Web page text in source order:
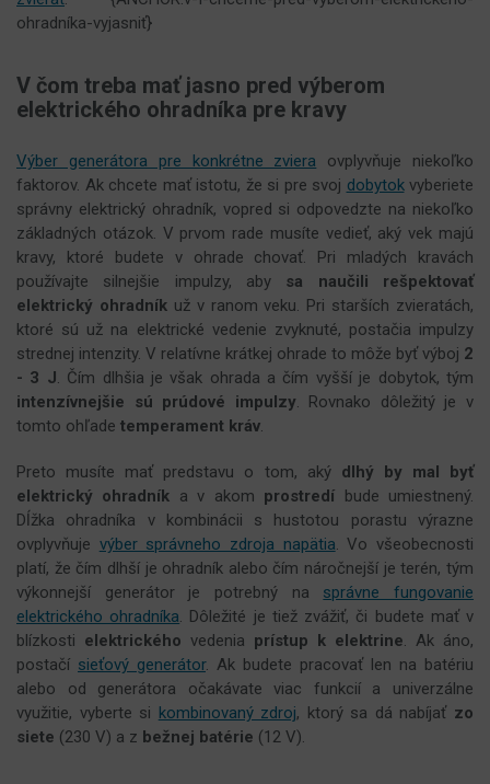
ohradníka-vyjasniť}
V čom treba mať jasno pred výberom
elektrického ohradníka pre kravy
Výber generátora pre konkrétne zviera ovplyvňuje niekoľko
faktorov. Ak chcete mať istotu, že si pre svoj dobytokvyberiete
správny elektrický ohradník, vopred si odpovedzte na niekoľko
základných otázok. V prvom rade musíte vedieť, aký vek majú
kravy, ktoré budete v ohrade chovať. Pri mladých kravách
používajte silnejšie impulzy, aby sa naučili rešpektovať
elektrický ohradníkuž v ranom veku. Pri starších zvieratách,
ktoré sú už na elektrické vedenie zvyknuté, postačia impulzy
strednej intenzity. V relatívne krátkej ohrade to môže byť výboj 2
- 3 J. Čím dlhšia je však ohrada a čím vyšší je dobytok, tým
intenzívnejšie sú prúdové impulzy. Rovnako dôležitý je v
tomto ohľade temperament kráv.
Preto musíte mať predstavu o tom, aký dlhý by mal byť
elektrický ohradník a v akom prostredí bude umiestnený.
Dĺžka ohradníka v kombinácii s hustotou porastu výrazne
ovplyvňuje výber správneho zdroja napätia. Vo všeobecnosti
platí, že čím dlhší je ohradník alebo čím náročnejší je terén, tým
výkonnejší generátor je potrebný na správne fungovanie
elektrického ohradníka. Dôležité je tiež zvážiť, či budete mať v
blízkosti elektrického vedenia prístup k elektrine. Ak áno,
postačí sieťový generátor. Ak budete pracovať len na batériu
alebo od generátora očakávate viac funkcií a univerzálne
využitie, vyberte si kombinovaný zdroj, ktorý sa dá nabíjať zo
siete (230 V) a z bežnej batérie (12 V).